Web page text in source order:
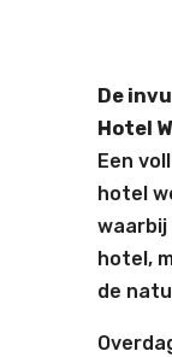
De
Hotel
Een
hotel
waarbij
hotel,
de